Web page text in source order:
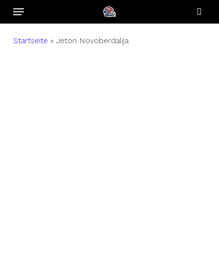
SkipMenu
Startseite » Jeton Novoberdalija